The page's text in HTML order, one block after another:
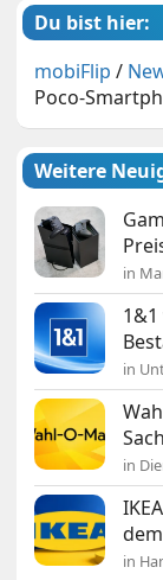
Du bist hier:
mobiFlip /
Poco-
Weitere
in
in
in
in